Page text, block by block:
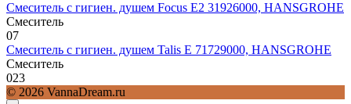
Смеситель с гигиен. душем Focus E2 31926000, HANSGROHE
Смеситель
07
Смеситель с гигиен. душем Talis E 71729000, HANSGROHE
Смеситель
023
© 2026 VannaDream.ru